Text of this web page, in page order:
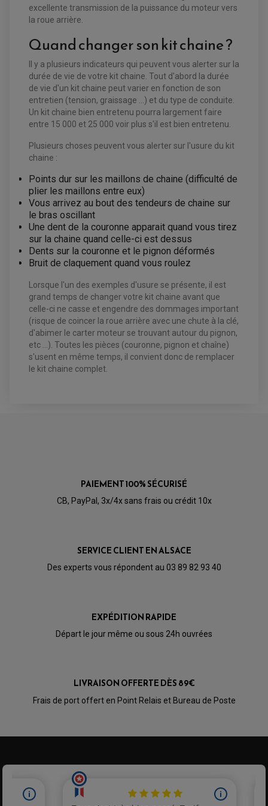
FREINAGE
ACCESSOIRE + VISSERIE FREINAGE
DISQUE DE FREIN
PLAQUETTE DE FREIN
KIT DURITE DE FREIN
KIT DURITE D'EMBRAYAGE MOTO
KIT RÉPARATION ÉTRIER DE FREIN
KIT RÉPARATION MAÎTRE CYLINDRE
HUILE ET PRODUIT D'ENTRETIEN
PRODUIT D'ENTRETIEN
PARTIE CYCLE
ARAIGNÉE / SUPPORT CARÉNAGE
BULLE / PARE-BRISE
FILTRE A AIR
FILTRE A HUILE
BOUGIE SCOOTER
PRODUIT D'ENTRETIEN
FILTRE A AIR K&N
HUILE ET LUBRIFIANTS SCOOTER
HUILE SCOOTER
PRODUIT D'ENTRETIEN SCOOTER
VARIATEUR SCOOTER
EQUIPEMENT ELECTRIQUE QUAD / SSV
BOITIER CDI QUAD ET SSV
CHARGEUR DE BATTERIE QUAD / SSV
CONTACTEUR A CLÉ QUAD
DÉMARREUR
ECLAIRAGE LED / HALOGÈNE
STATOR ET REDRESSEUR / REGULATEUR
VENTILATEUR DE RADIATEUR
EQUIPEMENT FREINAGE QUAD / SSV
DISQUE DE FREIN QUAD / SSV
KIT DURITE DE FREIN QUAD
KIT REPARATION MAÎTRE CYLINDRE QUAD / SSV
HUILE ET PRODUIT D'ENTRETIEN QUAD
PRODUIT D'ENTRETIEN QUAD
JANTES / ACCESSOIRES QUAD ET SSV
CHAÎNE A NEIGE QUAD-SSV
CHAÎNES A NEIGE
CLOUS / CRAMPON VISSABLE
ÉLARGISSEURES DE VOIES QUAD
JANTES QUAD ET SSV
PARTIE CYCLE QUAD
ROTULE DE DIRECTION
ROTULE DE TRIANGLE
SÉLECTEUR DE VITESSE
PNEUMATIQUE
CHAMBRE À AIR
EQUIPEMENT FREINAGE MOTO CROSS ET
ENDURO
ACCESSOIRES FREINAGE
DISQUE DE FREIN AVANT
DISQUE DE FREIN ARRIÈRE
PLAQUETTE DE FREIN
KIT RÉPARATION PÉDALE DE FREIN
KIT RÉPARATION MAÎTRE CYLINDRE
KIT RÉPARATION ÉTRIER DE FREIN
ROULEMENT MOTO CROSS ET ENDURO
ROULEMENT DE ROUE AVANT
ROULEMENT DE ROUE ARRIÈRE
ROULEMENT D'AMORTISSEUR
ROULEMENT BIELLETTES
ROULEMENT COLONNE DE DIRECTION
ROULEMENT BRAS OSCILLANT
ÉCHAPPEMENT CROSS ENDURO
ACCESSOIRES ÉCHAPPEMENT
ÉCHAPPEMENT & SILENCIEUX AKRAPOVIC
excellente transmission de la puissance du moteur vers
la roue arrière.
Quand changer son kit chaine ?
Il y a plusieurs indicateurs qui peuvent vous alerter sur la
durée de vie de votre kit chaine. Tout d'abord la durée
de vie d'un kit chaine peut varier en fonction de son
entretien (tension, graissage ...) et du type de conduite.
Un kit chaine bien entretenu pourra largement faire
entre 15 000 et 25 000 voir plus s'il est bien entretenu.
Plusieurs choses peuvent vous alerter sur l'usure du kit
chaine :
Points dur sur les maillons de chaine (difficulté de
plier les maillons entre eux)
Vous arrivez au bout des tendeurs de chaine sur
le bras oscillant
Une dent de la couronne apparait quand vous tirez
sur la chaine quand celle-ci est dessus
Dents sur la couronne et le pignon déformés
Bruit de claquement quand vous roulez
Lorsque l'un des exemples d'usure se présente, il est
grand temps de changer votre kit chaine avant que
celle-ci ne casse et engendre des dommages important
(risque de coincer la roue arrière avec une chute à la clé,
d'abimer le carter moteur se trouvant autour du pignon,
etc ...). Toutes les pièces (couronne, pignon et chaîne)
s'usent en même temps, il convient donc de remplacer
le kit chaine complet.
PAIEMENT 100% SÉCURISÉ
CB, PayPal, 3x/4x sans frais ou crédit 10x
SERVICE CLIENT EN ALSACE
Des experts vous répondent au 03 89 82 93 40
EXPÉDITION RAPIDE
Départ le jour même ou sous 24h ouvrées
LIVRAISON OFFERTE DÈS 89€
Frais de port offert en Point Relais et Bureau de Poste